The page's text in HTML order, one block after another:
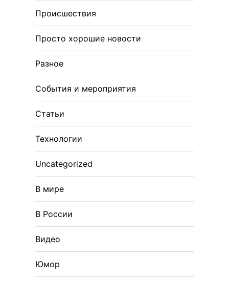
Происшествия
Просто хорошие новости
Разное
События и мероприятия
Статьи
Технологии
Uncategorized
В мире
В России
Видео
Юмор